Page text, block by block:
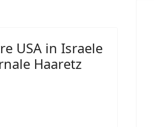
USA in Israele
Haaretz